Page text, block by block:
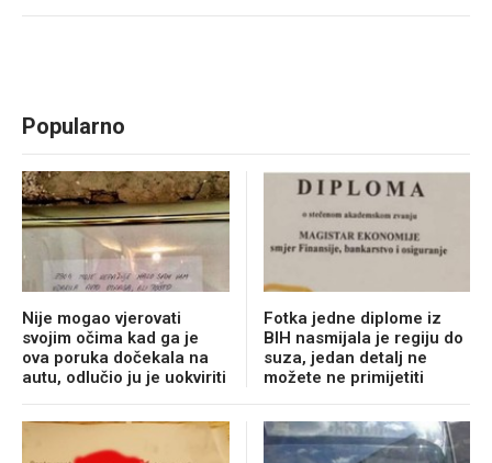
Popularno
Nije mogao vjerovati
svojim očima kad ga je
ova poruka dočekala na
autu, odlučio ju je uokviriti
Fotka jedne diplome iz
BIH nasmijala je regiju do
suza, jedan detalj ne
možete ne primijetiti